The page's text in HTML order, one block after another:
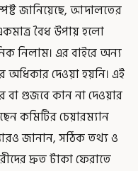
জানিয়েছে, আদালতের
বৈধ উপায় হলো
নিলাম। এর বাইরে অন্য
অধিকার দেওয়া হয়নি। এই
বা গুজবে কান না দেওয়ার
কমিটির চেয়ারম্যান
আরও জানান, সঠিক তথ্য ও
দ্রুত টাকা ফেরাতে